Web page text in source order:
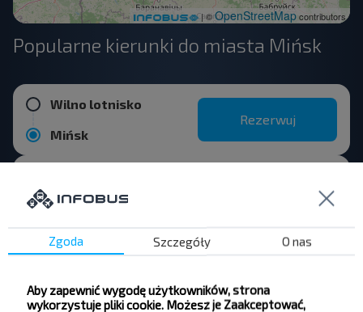
| ©OpenStreetMapcontributors
Popularne kierunki do miasta Mińsk
Wilno lotnisko
Mińsk
Rezerwuj
Mińsk
Żodzino
Mińsk
Zgoda Szczegóły O nas
Aby zapewnić wygodę użytkowników, strona
wykorzystuje pliki cookie. Możesz je Zaakceptować,